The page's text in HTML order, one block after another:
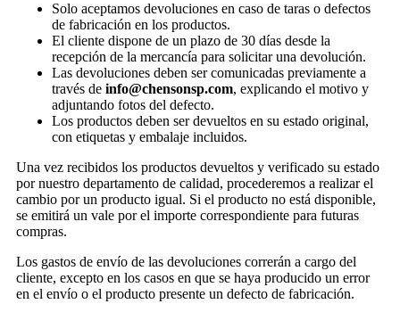
Solo aceptamos devoluciones en caso de taras o defectos
de fabricación en los productos.
El cliente dispone de un plazo de 30 días desde la
recepción de la mercancía para solicitar una devolución.
Las devoluciones deben ser comunicadas previamente a
través de info@chensonsp.com, explicando el motivo y
adjuntando fotos del defecto.
Los productos deben ser devueltos en su estado original,
con etiquetas y embalaje incluidos.
Una vez recibidos los productos devueltos y verificado su estado
por nuestro departamento de calidad, procederemos a realizar el
cambio por un producto igual. Si el producto no está disponible,
se emitirá un vale por el importe correspondiente para futuras
compras.
Los gastos de envío de las devoluciones correrán a cargo del
cliente, excepto en los casos en que se haya producido un error
en el envío o el producto presente un defecto de fabricación.